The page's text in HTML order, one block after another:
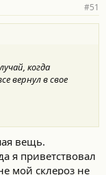
#51
когда
вернул в свое
вещь.
я приветствовал
мой склероз не